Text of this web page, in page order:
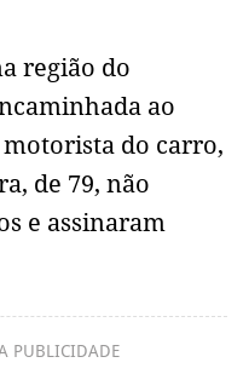
região do
ao
do carro,
de 79, não
e assinaram
PUBLICIDADE